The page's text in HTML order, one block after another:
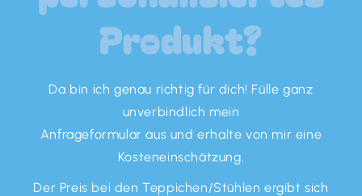
Produkt?
Da bin ich genau richtig für dich! Fülle ganz
unverbindlich mein
Anfrageformular aus und erhalte von mir eine
Kosteneinschätzung.
Der Preis bei den Teppichen/Stühlen ergibt sich